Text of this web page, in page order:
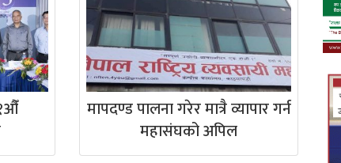
मापदण्ड पालना गरेर मात्रै व्यापार गर्न
महासंघको अपिल